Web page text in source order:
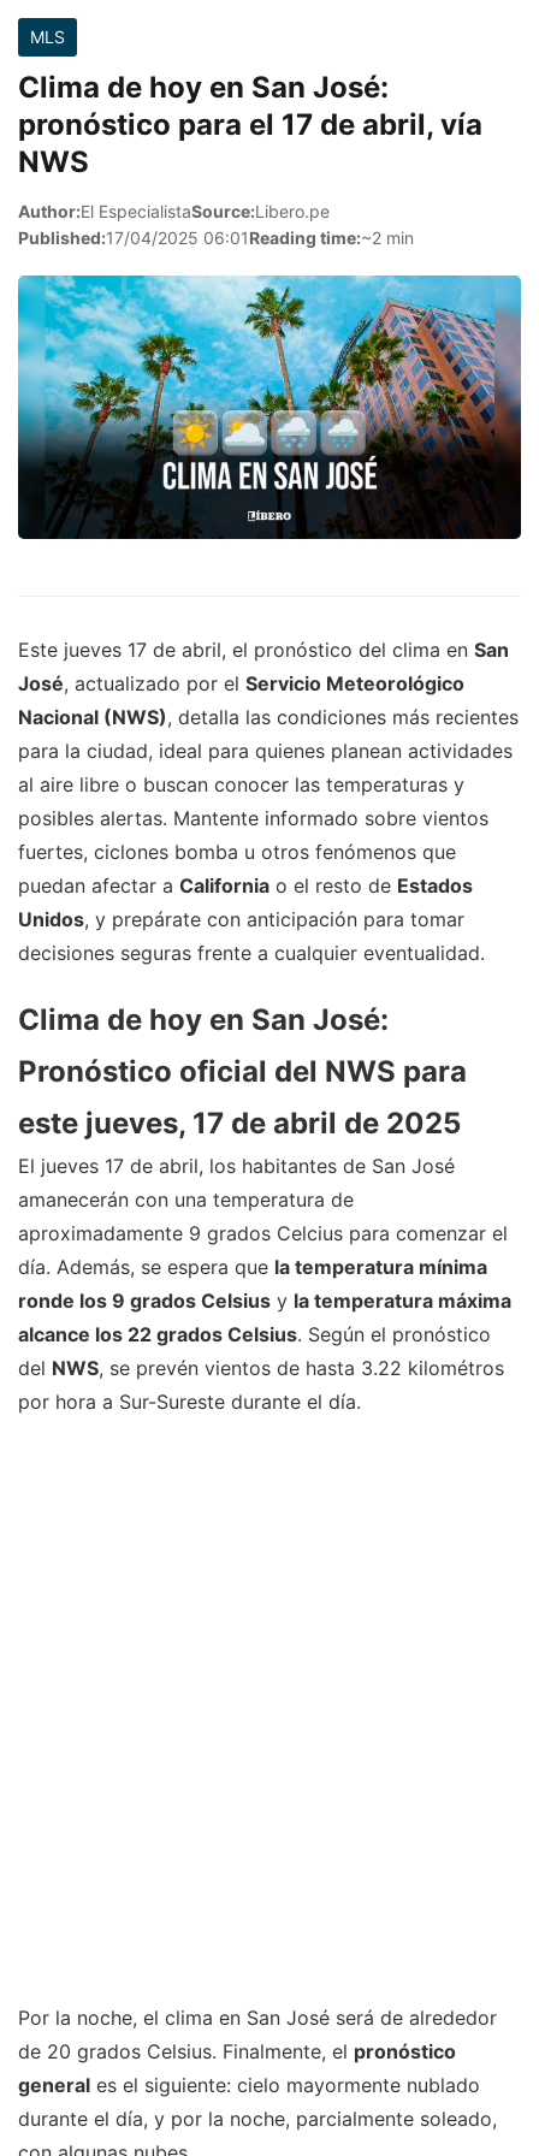
MLS
Clima de hoy en San José:
pronóstico para el 17 de abril, vía
NWS
Author:El EspecialistaSource:Libero.pe
Published:17/04/2025 06:01Reading time:~2 min
Este jueves 17 de abril, el pronóstico del clima en San
José, actualizado por el Servicio Meteorológico
Nacional (NWS), detalla las condiciones más recientes
para la ciudad, ideal para quienes planean actividades
al aire libre o buscan conocer las temperaturas y
posibles alertas. Mantente informado sobre vientos
fuertes, ciclones bomba u otros fenómenos que
puedan afectar a California o el resto de Estados
Unidos, y prepárate con anticipación para tomar
decisiones seguras frente a cualquier eventualidad.
Clima de hoy en San José:
Pronóstico oficial del NWS para
este jueves, 17 de abril de 2025
El jueves 17 de abril, los habitantes de San José
amanecerán con una temperatura de
aproximadamente 9 grados Celcius para comenzar el
día. Además, se espera que la temperatura mínima
ronde los 9 grados Celsius y la temperatura máxima
alcance los 22 grados Celsius. Según el pronóstico
del NWS, se prevén vientos de hasta 3.22 kilométros
por hora a Sur-Sureste durante el día.
Por la noche, el clima en San José será de alrededor
de 20 grados Celsius. Finalmente, el pronóstico
general es el siguiente: cielo mayormente nublado
durante el día, y por la noche, parcialmente soleado,